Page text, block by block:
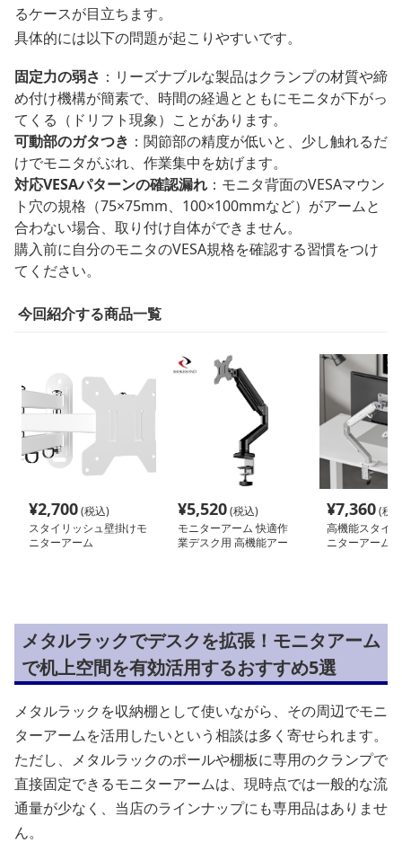
るケースが目立ちます。
具体的には以下の問題が起こりやすいです。
固定力の弱さ ：リーズナブルな製品はクランプの材質や締
め付け機構が簡素で、時間の経過とともにモニタが下がっ
てくる（ドリフト現象）ことがあります。
可動部のガタつき ：関節部の精度が低いと、少し触れるだ
けでモニタがぶれ、作業集中を妨げます。
対応VESAパターンの確認漏れ ：モニタ背面のVESAマウン
ト穴の規格（75×75mm、100×100mmなど）がアームと
合わない場合、取り付け自体ができません。
購入前に自分のモニタのVESA規格を確認する習慣をつけ
てください。
今回紹介する商品一覧
¥2,700(税込)
スタイリッシュ壁掛けモ
ニターアーム
¥5,520(税込)
モニターアーム 快適作
業デスク用 高機能アー
¥7,360(税
高機能スタイ
ニターアーム
メタルラックでデスクを拡張！モニタアーム
で机上空間を有効活用するおすすめ5選
メタルラックを収納棚として使いながら、その周辺でモニ
ターアームを活用したいという相談は多く寄せられます。
ただし、メタルラックのポールや棚板に専用のクランプで
直接固定できるモニターアームは、現時点では一般的な流
通量が少なく、当店のラインナップにも専用品はありませ
ん。